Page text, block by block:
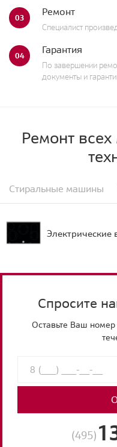
03 Ремонт
Специалист
04 Гарантия
По завершении
документы и
Ремонт
Стиральные машины
Электрические
Спросите
Оставьте Ваш
(495)